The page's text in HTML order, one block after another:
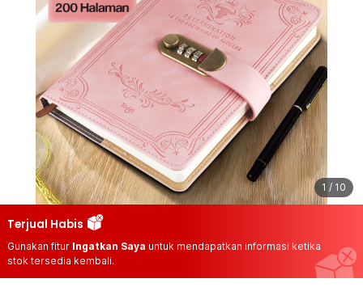
1 / 10
Terjual Habis
Gunakan fitur Ingatkan Saya untuk mendapatkan informasi ketika
stok tersedia kembali.